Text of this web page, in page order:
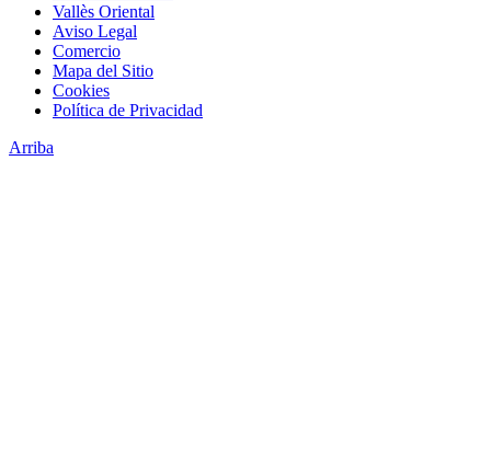
Vallès Oriental
Aviso Legal
Comercio
Mapa del Sitio
Cookies
Política de Privacidad
Arriba